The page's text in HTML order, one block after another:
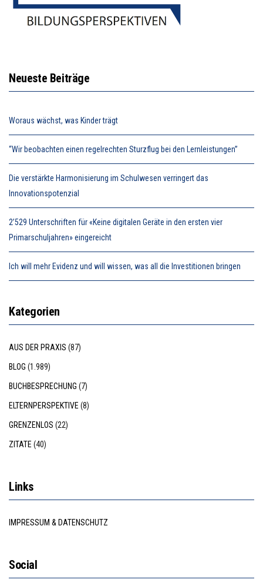
Neueste Beiträge
Woraus wächst, was Kinder trägt
“Wir beobachten einen regelrechten Sturzflug bei den Lernleistungen”
Die verstärkte Harmonisierung im Schulwesen verringert das
Innovationspotenzial
2’529 Unterschriften für «Keine digitalen Geräte in den ersten vier
Primarschuljahren» eingereicht
Ich will mehr Evidenz und will wissen, was all die Investitionen bringen
Kategorien
AUS DER PRAXIS (87)
BLOG (1.989)
BUCHBESPRECHUNG (7)
ELTERNPERSPEKTIVE (8)
GRENZENLOS (22)
ZITATE (40)
Links
IMPRESSUM & DATENSCHUTZ
Social